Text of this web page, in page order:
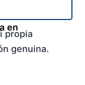
en
propia
genuina.